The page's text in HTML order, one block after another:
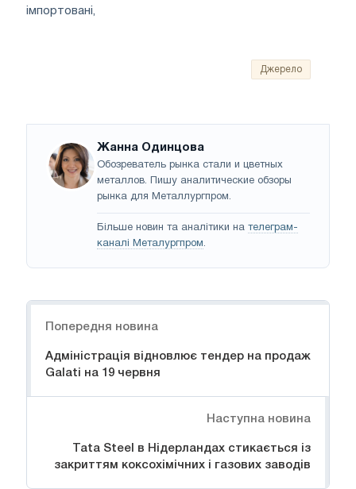
імпортовані,
Джерело
Жанна Одинцова
Обозреватель рынка стали и цветных
металлов. Пишу аналитические обзоры
рынка для Металлургпром.
Більше новин та аналітики на телеграм-
каналі Металургпром.
Попередня новина
Адміністрація відновлює тендер на продаж
Galati на 19 червня
Наступна новина
Tata Steel в Нідерландах стикається із
закриттям коксохімічних і газових заводів